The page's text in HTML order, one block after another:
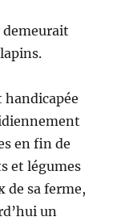
demeurait
en fin de
et légumes
de sa ferme,
un